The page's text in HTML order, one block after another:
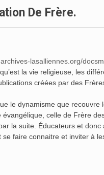
De Frère.
lasalliennes.org/docsm
la vie religieuse, les
créées par des
le dynamisme que recouvre
celle de Frère
la suite. Éducateurs et donc
faire connaitre et inviter à